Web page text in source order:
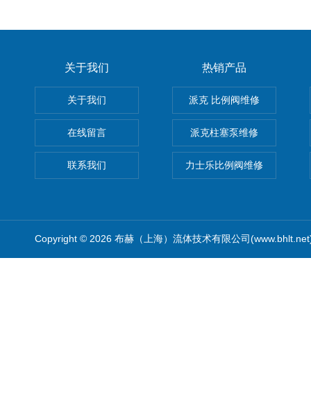
关于我们
关于我们
在线留言
联系我们
热销产品
派克 比例阀维修
派克柱塞泵维修
力士乐比例阀维修
Copyright © 2026 布赫（上海）流体技术有限公司